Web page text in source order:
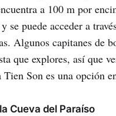
a 100 m por
se puede acceder a
Algunos capitanes de
que explores, así que
Son es una opción
Cueva del Paraíso